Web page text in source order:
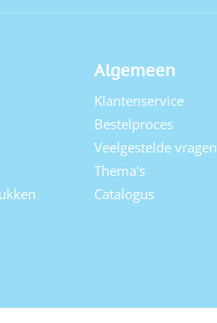
Algemeen
Klantenservice
Bestelproces
Veelgestelde vragen
Thema's
Catalogus